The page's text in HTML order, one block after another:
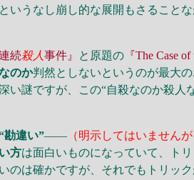
うなし崩し的な展開もさること
連続殺人事件』 と原題の 『The Case
のか判然としないというのが最大
い謎ですが、この“自殺なのか殺
勘違い”―― （明示してはいません
方は面白いものになっていて、ト
のは確かですが、それでもトリッ